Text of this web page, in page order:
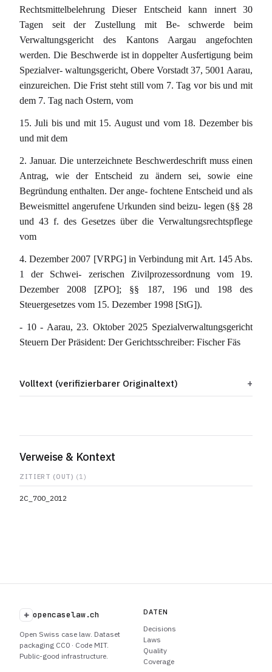
Rechtsmittelbelehrung Dieser Entscheid kann innert 30
Tagen seit der Zustellung mit Be- schwerde beim
Verwaltungsgericht des Kantons Aargau angefochten
werden. Die Beschwerde ist in doppelter Ausfertigung beim
Spezialver- waltungsgericht, Obere Vorstadt 37, 5001 Aarau,
einzureichen. Die Frist steht still vom 7. Tag vor bis und mit
dem 7. Tag nach Ostern, vom
15. Juli bis und mit 15. August und vom 18. Dezember bis
und mit dem
2. Januar. Die unterzeichnete Beschwerdeschrift muss einen
Antrag, wie der Entscheid zu ändern sei, sowie eine
Begründung enthalten. Der ange- fochtene Entscheid und als
Beweismittel angerufene Urkunden sind beizu- legen (§§ 28
und 43 f. des Gesetzes über die Verwaltungsrechtspflege
vom
4. Dezember 2007 [VRPG] in Verbindung mit Art. 145 Abs.
1 der Schwei- zerischen Zivilprozessordnung vom 19.
Dezember 2008 [ZPO]; §§ 187, 196 und 198 des
Steuergesetzes vom 15. Dezember 1998 [StG]).
- 10 - Aarau, 23. Oktober 2025 Spezialverwaltungsgericht
Steuern Der Präsident: Der Gerichtsschreiber: Fischer Fäs
Volltext (verifizierbarer Originaltext)
Verweise & Kontext
ZITIERT (OUT) (1)
2C_700_2012
+ opencaselaw.ch
Open Swiss case law. Dataset
packaging CC0 · Code MIT.
Public-good infrastructure.
DATEN
Decisions
Laws
Quality
Coverage